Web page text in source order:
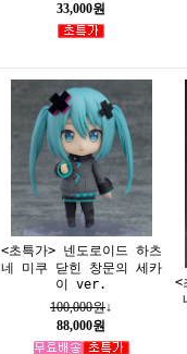
33,000원
<초특가> 넨도로이드 하츠
네 미쿠 닫힌 창문의 세카
이 ver.
100,000원↓
88,000원
<